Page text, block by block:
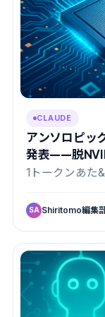
CLAUDE
アンソロピッ
発表——脱
1トークンあた
SA Shiritomo編集